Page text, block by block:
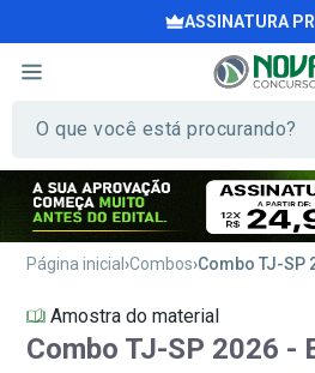
ASSINATURA
Página inicial Combos
Combo TJ-SP 2026 -
Amostra do material